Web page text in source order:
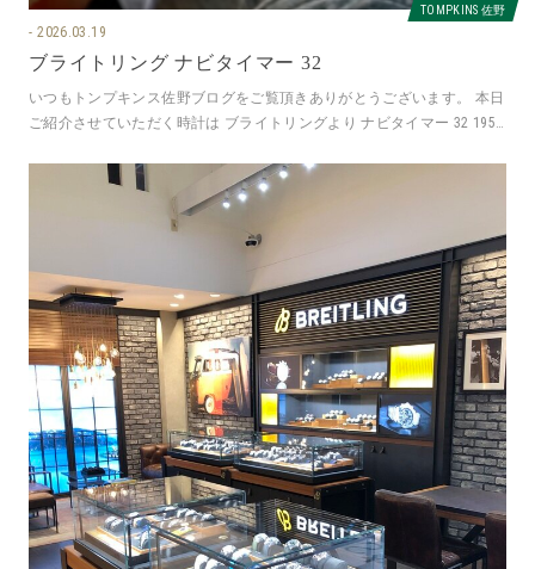
TOMPKINS 佐野
2026.03.19
ブライトリング ナビタイマー 32
いつもトンプキンス佐野ブログをご覧頂きありがとうございます。 本日
ご紹介させていただく時計は ブライトリングより ナビタイマー 32 1952